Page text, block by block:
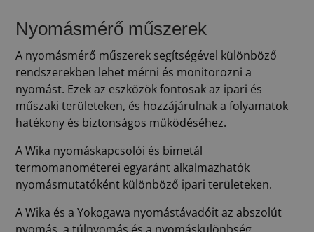
Nyomásmérő műszerek
A nyomásmérő műszerek segítségével különböző
rendszerekben lehet mérni és monitorozni a
nyomást. Ezek az eszközök fontosak az ipari és
műszaki területeken, és hozzájárulnak a folyamatok
hatékony és biztonságos működéséhez.
A Wika nyomáskapcsolói és bimetál
termomanométerei egyaránt alkalmazhatók
nyomásmutatóként különböző ipari területeken.
A Wika és a Yokogawa nyomástávadóit az abszolút